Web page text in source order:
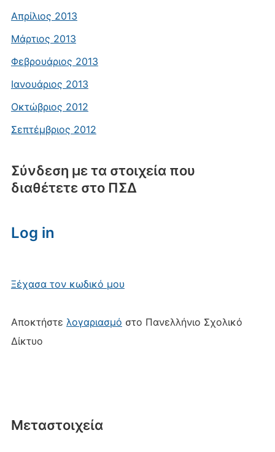
Απρίλιος 2013
Μάρτιος 2013
Φεβρουάριος 2013
Ιανουάριος 2013
Οκτώβριος 2012
Σεπτέμβριος 2012
Σύνδεση με τα στοιχεία που
διαθέτετε στο ΠΣΔ
Log in
Ξέχασα τον κωδικό μου
Αποκτήστε λογαριασμό στο Πανελλήνιο Σχολικό
Δίκτυο
Μεταστοιχεία